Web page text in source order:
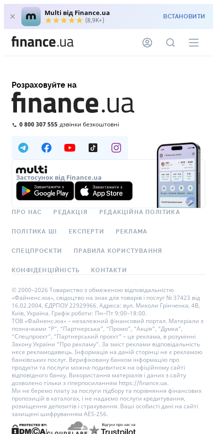
Multi від Finance.ua
(8,9K+) ВСТАНОВИТИ
Розраховуйте на
0 800 307 555 дзвінки безкоштовні
Застосунок від Finance.ua
ПРО НАС РЕДАКЦІЯ РЕДАКЦІЙНА ПОЛІТИКА
ПОЛІТИКА ШІ ЕКСПЕРТИ РЕКЛАМА
СПЕЦПРОЄКТИ ПРАВИЛА КОРИСТУВАННЯ
КОНФІДЕНЦІЙНІСТЬ КОНТАКТИ
© 2000–2026 Товариство з обмеженою відповідальністю
«Файненс.юа», свідоцтво на знак для товарів і послуг № 37423 від
16.02.2004, ЄДРПОУ 22929966. Адреса: вул. Миколи Грінченка, 4В,
Київ, Україна. Графік роботи: Пн–Пт 9:00–18:00.
ТОВ «Файненс.юа» – незалежний фінансовий портал. Матеріали з
позначками “Р”, “Партнерська”, “Промо”, “Акція”, “Думка”,
“Спецпроєкт”, “Партнерський проєкт” – це реклама, в розумінні
Закону України “Про рекламу”. За зміст реклами відповідальність
несе рекламодавець. Інформація на даній сторінці не є рекламою
банківських послуг. Верифіковану банком інформацію про
продукти та послуги можна подивитися на офіційному сайті
відповідного банку. Використання матеріалів і даних з сайту
дозволено тільки з гіперпосиланням https://finance.ua.
Ми не беремо плату за послуги підбору та порівняння фінансових
пропозицій в каталогах, і не надаємо послуги кредитування,
розміщення депозитів і страхування. Ваші особисті дані на сайті
захищені шифруванням AES-256.